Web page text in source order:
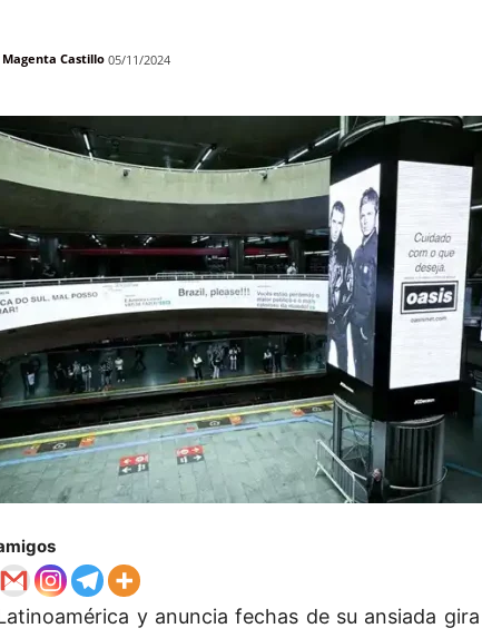
Magenta Castillo 05/11/2024
y anuncia fechas de su ansiada gira